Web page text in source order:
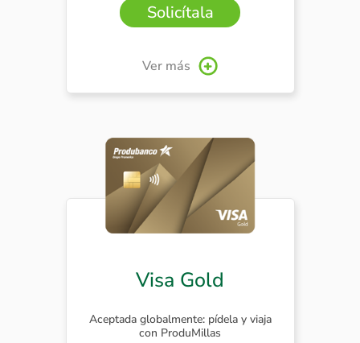
Solicítala
Ver más
Visa Gold
Aceptada globalmente: pídela y viaja
con ProduMillas